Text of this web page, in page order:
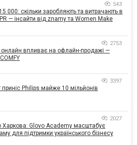
543
000: скільки заробляють та витрачають в
— інсайти від znamy та Women Make
2753
онлайн впливає на офлайн-продажі —
3397
Philips майже 10 мільйонів
2027
Харкова: Glovo Academy масштабує
для підтримки українського бізнесу